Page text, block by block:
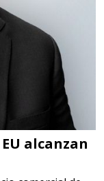
alcanzan